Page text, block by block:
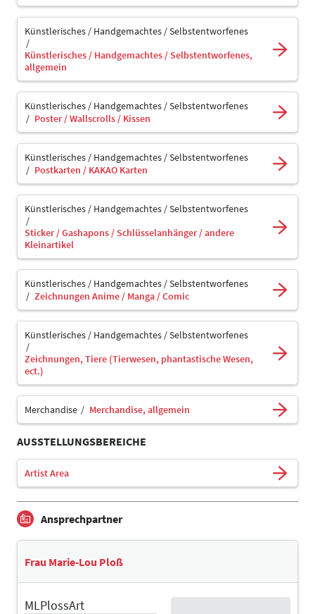
Künstlerisches / Handgemachtes / Selbstentworfenes
Künstlerisches / Handgemachtes / Selbstentworfenes,
allgemein
Künstlerisches / Handgemachtes / Selbstentworfenes
Poster / Wallscrolls / Kissen
Künstlerisches / Handgemachtes / Selbstentworfenes
Postkarten / KAKAO Karten
Künstlerisches / Handgemachtes / Selbstentworfenes
Sticker / Gashapons / Schlüsselanhänger / andere
Kleinartikel
Künstlerisches / Handgemachtes / Selbstentworfenes
Zeichnungen Anime / Manga / Comic
Künstlerisches / Handgemachtes / Selbstentworfenes
Zeichnungen, Tiere (Tierwesen, phantastische Wesen,
ect.)
Merchandise Merchandise, allgemein
AUSSTELLUNGSBEREICHE
Artist Area
Ansprechpartner
Frau Marie-Lou Ploß
MLPlossArt